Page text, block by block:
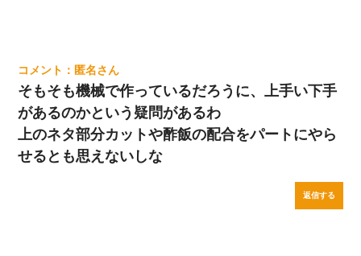
匿名
そもそも機械で作っているだろうに、上手い下手
があるのかという疑問があるわ
上のネタ部分カットや酢飯の配合をパートにやら
せるとも思えないしな
返信する